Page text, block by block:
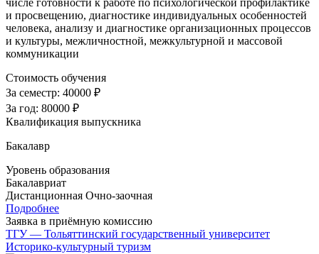
числе готовности к работе по психологической профилактике
и просвещению, диагностике индивидуальных особенностей
человека, анализу и диагностике организационных процессов
и культуры, межличностной, межкультурной и массовой
коммуникации
Стоимость обучения
За семестр: 40000 ₽
За год: 80000 ₽
Квалификация выпускника
Бакалавр
Уровень образования
Бакалавриат
Дистанционная Очно-заочная
Подробнее
Заявка в приёмную комиссию
ТГУ — Тольяттинский государственный университет
Историко-культурный туризм